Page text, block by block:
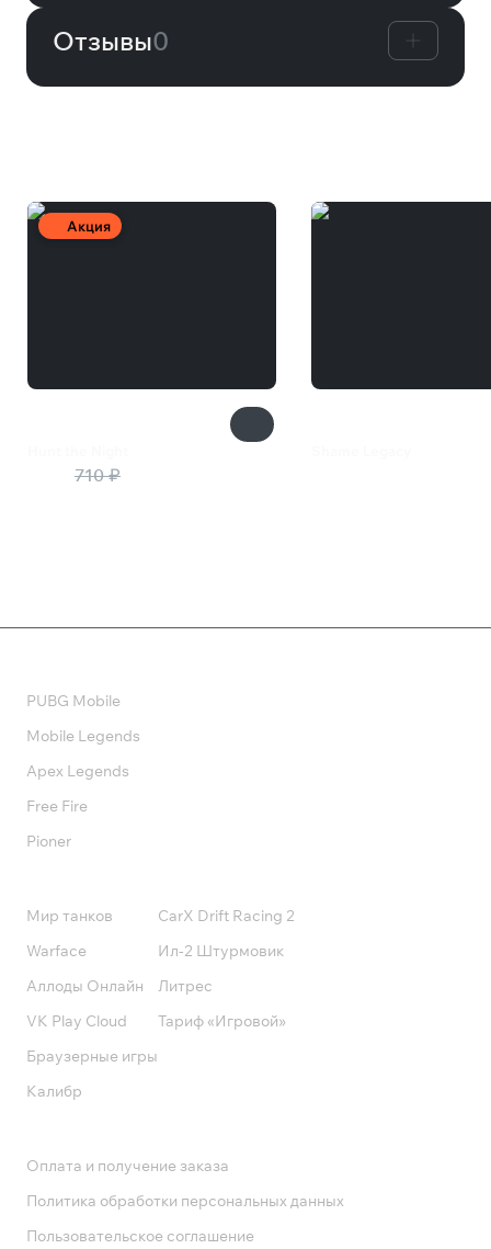
Отзывы0
Акция
710 ₽
PUBG Mobile
Mobile Legends
Apex Legends
Free Fire
Pioner
Мир танков
Warface
Аллоды Онлайн
VK Play Cloud
Браузерные игры
Калибр
CarX Drift Racing 2
Ил-2 Штурмовик
Литрес
Тариф «Игровой»
Оплата и получение заказа
Политика обработки персональных данных
Пользовательское соглашение